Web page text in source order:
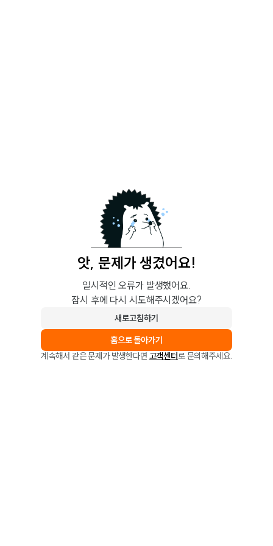
앗, 문제가 생겼어요!
일시적인 오류가 발생했어요.
잠시 후에 다시 시도해주시겠어요?
새로고침하기
홈으로 돌아가기
계속해서 같은 문제가 발생한다면 고객센터로 문의해주세요.